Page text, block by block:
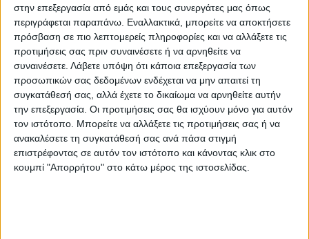
στην επεξεργασία από εμάς και τους συνεργάτες μας όπως
περιγράφεται παραπάνω. Εναλλακτικά, μπορείτε να αποκτήσετε
πρόσβαση σε πιο λεπτομερείς πληροφορίες και να αλλάξετε τις
προτιμήσεις σας πριν συναινέσετε ή να αρνηθείτε να
συναινέσετε. Λάβετε υπόψη ότι κάποια επεξεργασία των
προσωπικών σας δεδομένων ενδέχεται να μην απαιτεί τη
συγκατάθεσή σας, αλλά έχετε το δικαίωμα να αρνηθείτε αυτήν
την επεξεργασία. Οι προτιμήσεις σας θα ισχύουν μόνο για αυτόν
τον ιστότοπο. Μπορείτε να αλλάξετε τις προτιμήσεις σας ή να
ανακαλέσετε τη συγκατάθεσή σας ανά πάσα στιγμή
επιστρέφοντας σε αυτόν τον ιστότοπο και κάνοντας κλικ στο
κουμπί "Απορρήτου" στο κάτω μέρος της ιστοσελίδας.
Δημοσιογραφική Ομάδα ΝΕΟΣ ΑΓΩΝ
https://neosagon.gr
Η Αρχαιότερη Καθημερινή Πρωινή Εφημερίδα της Καρδίτσας